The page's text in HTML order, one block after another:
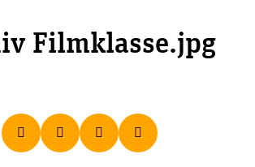
Filmklasse.jpg